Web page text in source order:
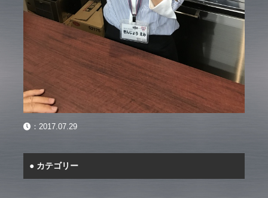
： 2017.07.29
カテゴリー